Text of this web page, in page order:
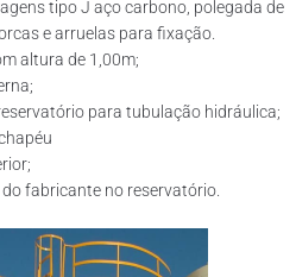
tipo J aço carbono, polegada de
e arruelas para fixação.
altura de 1,00m;
para tubulação hidráulica;
fabricante no reservatório.